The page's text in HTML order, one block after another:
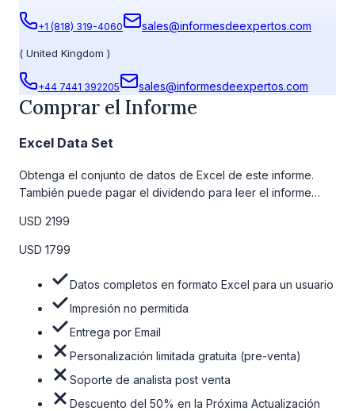
+1 (818) 319-4060 sales@informesdeexpertos.com
( United Kingdom )
+44 7441 392205 sales@informesdeexpertos.com
Comprar el Informe
Excel Data Set
Obtenga el conjunto de datos de Excel de este informe.
También puede pagar el dividendo para leer el informe
la tabla de precios a continuación.
USD 2199
USD 1799
Datos completos en formato Excel para un usuario
Impresión no permitida
Entrega por Email
Personalización limitada gratuita (pre-venta)
Soporte de analista post venta
Descuento del 50% en la Próxima Actualización